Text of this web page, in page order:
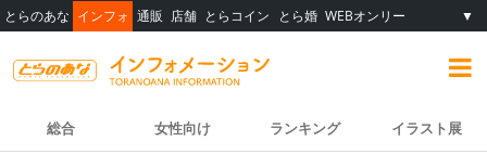
とらのあな インフォ 通販 店舗 とらコイン とら婚 WEBオンリー ▼
総合 女性向け ランキング イラスト展